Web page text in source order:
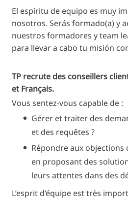
El espíritu de equipo es muy
nosotros. Serás formado(a) y
nuestros formadores y team
para llevar a cabo tu misión
TP recrute des conseillers
et Français.
Vous sentez-vous capable de :
Gérer et traiter des
et des requêtes ?
Répondre aux
en proposant des
leurs attentes dans des
L’esprit d’équipe est très